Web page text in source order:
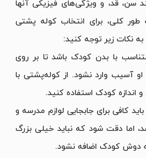
سن، قد، و ویژگی‌های فیزیکی آنها
طور کلی، برای انتخاب کوله پشتی
نکات زیر توجه کنید:
با بدن کودک باشد تا بر روی
آسیب وارد نشود. از کوله‌پشتی با
اندازه کودک استفاده کنید.
کافی برای جابجایی لوازم مدرسه و
اما دقت شود که نباید خیلی بزرگ
دوش کودک اضافه نشود.